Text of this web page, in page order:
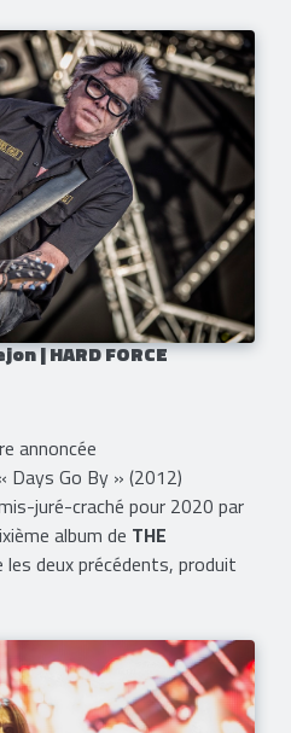
| HARD FORCE
annoncée
Days Go By » (2012)
juré-craché pour 2020 par
album de THE
deux précédents, produit